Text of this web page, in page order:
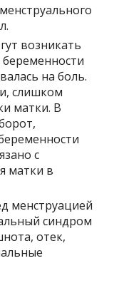
возникать
беременности
на боль.
слишком
матки. В
с
матки в
менструацией
синдром
отек,